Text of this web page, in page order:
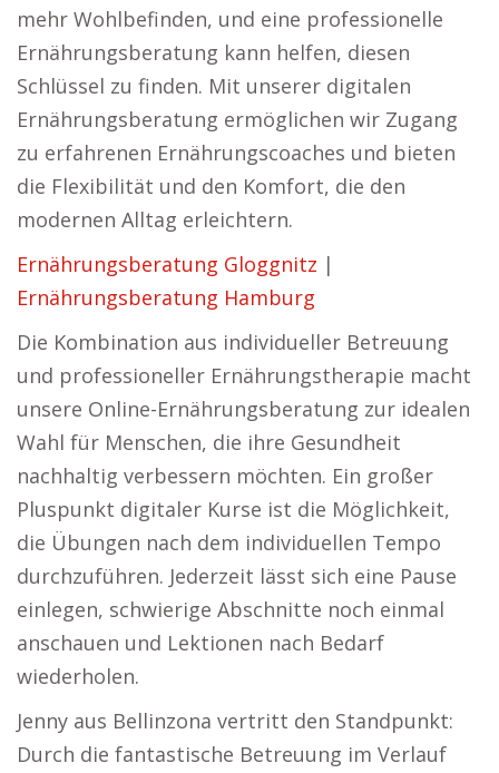
mehr Wohlbefinden, und eine professionelle
Ernährungsberatung kann helfen, diesen
Schlüssel zu finden. Mit unserer digitalen
Ernährungsberatung ermöglichen wir Zugang
zu erfahrenen Ernährungscoaches und bieten
die Flexibilität und den Komfort, die den
modernen Alltag erleichtern.
Ernährungsberatung Gloggnitz |
Ernährungsberatung Hamburg
Die Kombination aus individueller Betreuung
und professioneller Ernährungstherapie macht
unsere Online-Ernährungsberatung zur idealen
Wahl für Menschen, die ihre Gesundheit
nachhaltig verbessern möchten. Ein großer
Pluspunkt digitaler Kurse ist die Möglichkeit,
die Übungen nach dem individuellen Tempo
durchzuführen. Jederzeit lässt sich eine Pause
einlegen, schwierige Abschnitte noch einmal
anschauen und Lektionen nach Bedarf
wiederholen.
Jenny aus Bellinzona vertritt den Standpunkt:
Durch die fantastische Betreuung im Verlauf